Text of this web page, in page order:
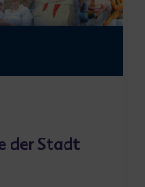
der Stadt